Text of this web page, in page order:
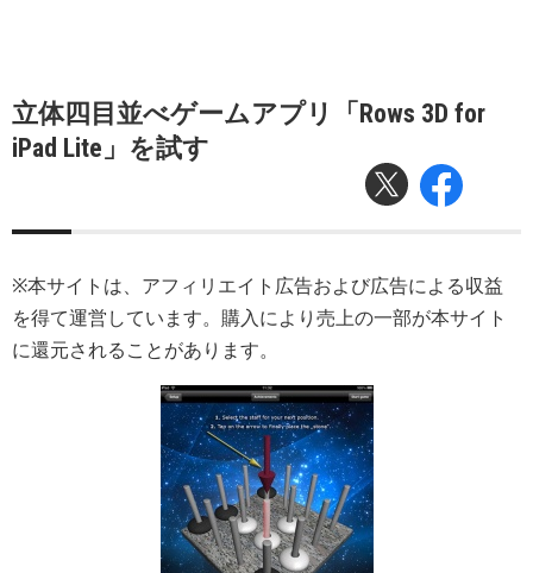
立体四目並べゲームアプリ「Rows 3D for
iPad Lite」を試す
※本サイトは、アフィリエイト広告および広告による収益
を得て運営しています。購入により売上の一部が本サイト
に還元されることがあります。